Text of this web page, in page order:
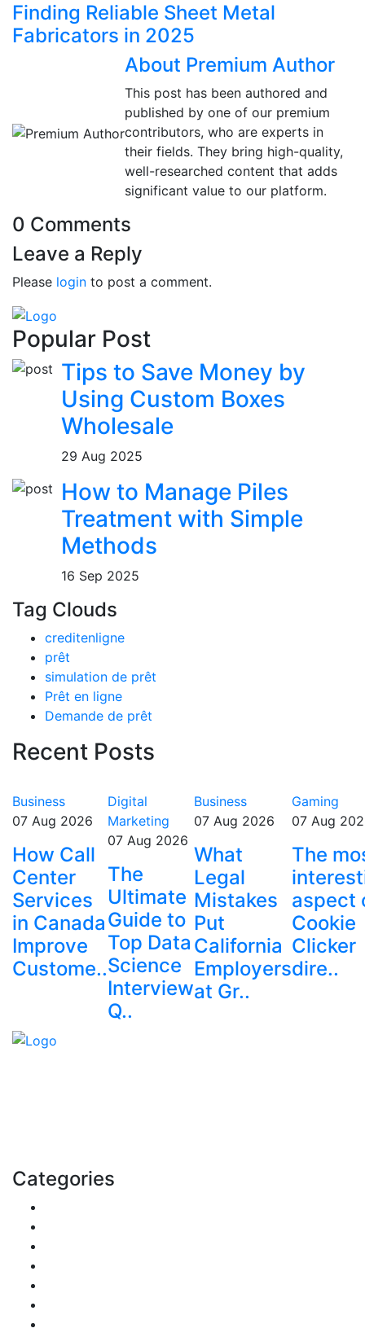
Finding Reliable Sheet Metal
Fabricators in 2025
About Premium Author
This post has been authored and
published by one of our premium
contributors, who are experts in
their fields. They bring high-quality,
well-researched content that adds
significant value to our platform.
0 Comments
Leave a Reply
Please login to post a comment.
Popular Post
Tips to Save Money by
Using Custom Boxes
Wholesale
29 Aug 2025
How to Manage Piles
Treatment with Simple
Methods
16 Sep 2025
Tag Clouds
creditenligne
prêt
simulation de prêt
Prêt en ligne
Demande de prêt
Recent Posts
Business
07 Aug 2026
How Call
Center
Services
in Canada
Improve
Custome..
Digital
Marketing
07 Aug 2026
The
Ultimate
Guide to
Top Data
Science
Interview
Q..
Business
07 Aug 2026
What
Legal
Mistakes
Put
California
Employers
at Gr..
Gaming
07 Aug
The
aspect
Cookie
Clicker
dire..
Categories